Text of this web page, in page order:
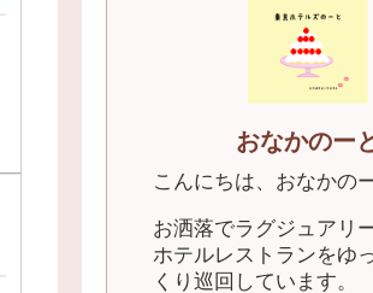
おなかのー
こんにちは、おなかの
お洒落でラグジュアリ
ホテルレストランをゆ
くり巡回しています。